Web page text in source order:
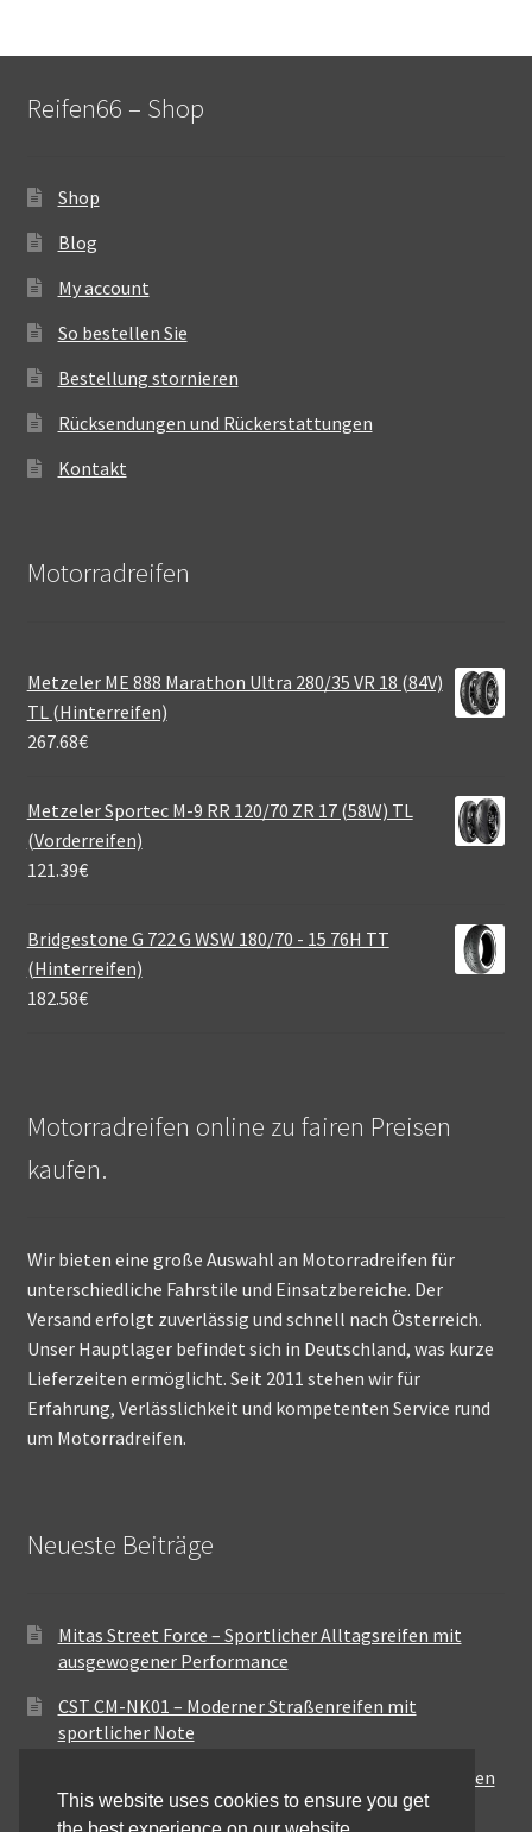
Reifen66 – Shop
Shop
Blog
My account
So bestellen Sie
Bestellung stornieren
Rücksendungen und Rückerstattungen
Kontakt
Motorradreifen
Metzeler ME 888 Marathon Ultra 280/35 VR 18 (84V)
TL (Hinterreifen)
267.68€
Metzeler Sportec M-9 RR 120/70 ZR 17 (58W) TL
(Vorderreifen)
121.39€
Bridgestone G 722 G WSW 180/70 - 15 76H TT
(Hinterreifen)
182.58€
Motorradreifen online zu fairen Preisen
kaufen.
Wir bieten eine große Auswahl an Motorradreifen für
unterschiedliche Fahrstile und Einsatzbereiche. Der
Versand erfolgt zuverlässig und schnell nach Österreich.
Unser Hauptlager befindet sich in Deutschland, was kurze
Lieferzeiten ermöglicht. Seit 2011 stehen wir für
Erfahrung, Verlässlichkeit und kompetenten Service rund
um Motorradreifen.
Neueste Beiträge
Mitas Street Force – Sportlicher Alltagsreifen mit
ausgewogener Performance
CST CM-NK01 – Moderner Straßenreifen mit
sportlicher Note
Maxxis MA-ST3 – Ausgewogener Sport-Touring-Reifen
für vielseitige Einsätze
This website uses cookies to ensure you get